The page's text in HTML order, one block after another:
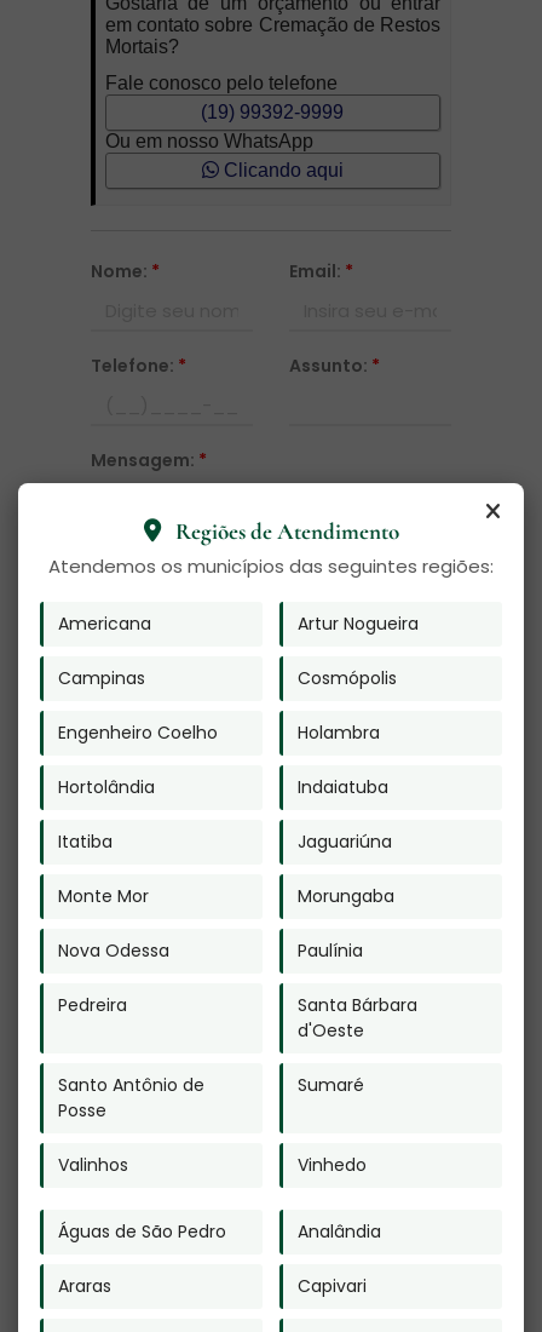
Regiões de Atendimento
Atendemos os municípios das seguintes regiões:
Americana Artur Nogueira
Campinas Cosmópolis
Engenheiro Coelho Holambra
Hortolândia Indaiatuba
Itatiba Jaguariúna
Monte Mor Morungaba
Nova Odessa Paulínia
Pedreira
Santa Bárbara
d'Oeste
Santo Antônio de
Posse
Sumaré
Valinhos Vinhedo
Águas de São Pedro Analândia
Araras Capivari
em contato sobre Cremação de Restos
Mortais?
Fale conosco pelo telefone
(19) 99392-9999
Ou em nosso WhatsApp
Clicando aqui
Nome: * Email: *
Telefone: * Assunto: *
Mensagem: *
Enviar
Cremação de Restos Mortais
é de direito reservado. Sua reprodução, parcial
ou total, mesmo citando nossos links, é proibida
sem a autorização do autor. Plágio é crime e
está previsto no artigo 184 do Código Penal. –
n° 9.610-98 sobre direitos autorais.
Veja Também
Crematório de
Guarulhos
Cremação de
Guarulhos
Urna para Cinzas